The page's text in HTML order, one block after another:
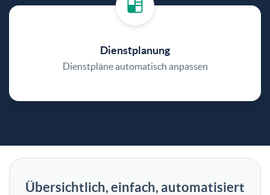
Dienstplanung
Dienstpläne automatisch anpassen
Übersichtlich, einfach, automatisiert